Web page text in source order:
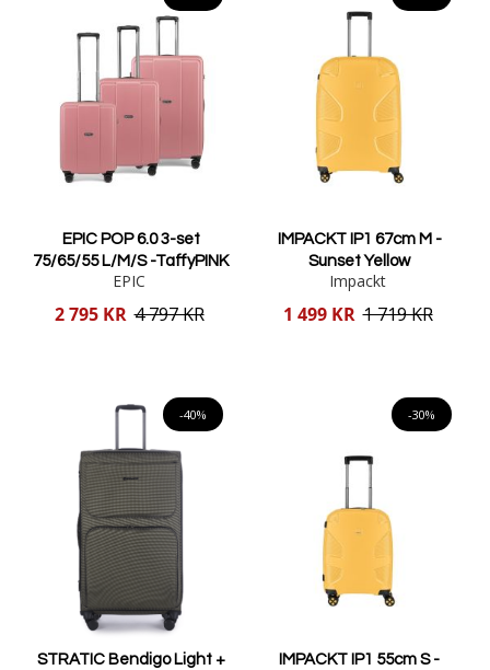
EPIC POP 6.0 3-set
75/65/55 L/M/S -TaffyPINK
EPIC
Reducerat
2 795 KR 4 797 KR
IMPACKT IP1 67cm M -
Sunset Yellow
Impackt
Reducerat
1 499 KR 1 719 KR
-40%
STRATIC Bendigo Light +
-30%
IMPACKT IP1 55cm S -